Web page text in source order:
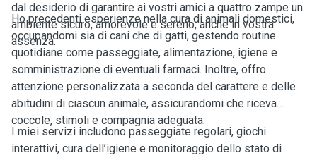
dal desiderio di garantire ai vostri amici a quattro zampe un
ambiente sicuro, amorevole e sereno, anche in vostra
assenza.
Ho precedenti esperienze nella cura di animali domestici,
occupandomi sia di cani che di gatti, gestendo routine
quotidiane come passeggiate, alimentazione, igiene e
somministrazione di eventuali farmaci. Inoltre, offro
attenzione personalizzata a seconda del carattere e delle
abitudini di ciascun animale, assicurandomi che riceva
coccole, stimoli e compagnia adeguata.
I miei servizi includono passeggiate regolari, giochi
interattivi, cura dell’igiene e monitoraggio dello stato di